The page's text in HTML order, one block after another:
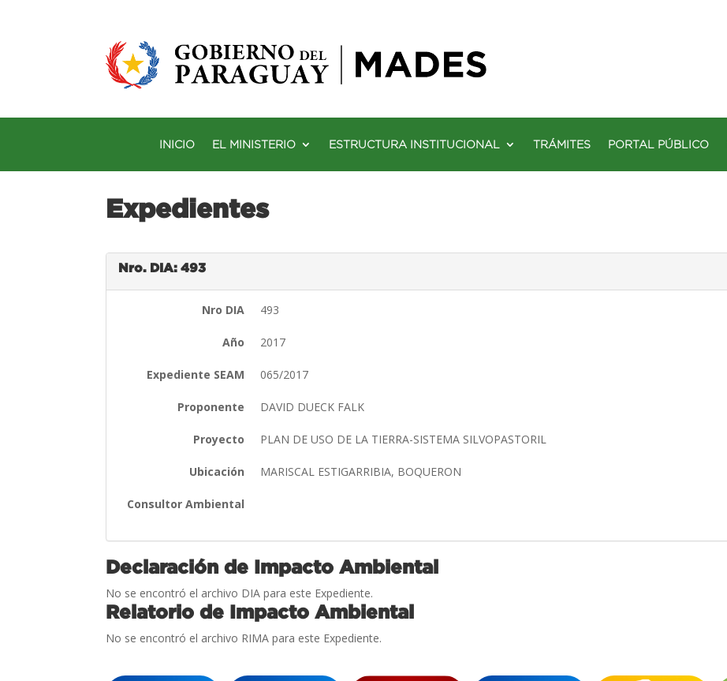
INICIO EL MINISTERIO ESTRUCTURA INSTITUCIONAL TRÁMITES PORTAL PÚBLICO
Expedientes
Nro. DIA: 493
Nro DIA 493
Año 2017
Expediente SEAM 065/2017
Proponente DAVID DUECK FALK
Proyecto PLAN DE USO DE LA TIERRA-SISTEMA SILVOPASTORIL
Ubicación MARISCAL ESTIGARRIBIA, BOQUERON
Consultor Ambiental
Declaración de Impacto Ambiental
No se encontró el archivo DIA para este Expediente.
Relatorio de Impacto Ambiental
No se encontró el archivo RIMA para este Expediente.